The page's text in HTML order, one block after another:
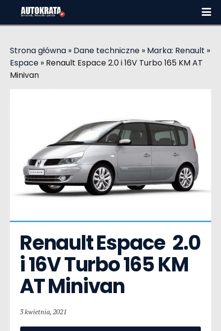
Strona główna » Dane techniczne » Marka: Renault »
Espace » Renault Espace 2.0 i 16V Turbo 165 KM AT
Minivan
Renault Espace  2.0
i 16V Turbo 165 KM
AT Minivan
3 kwietnia, 2021